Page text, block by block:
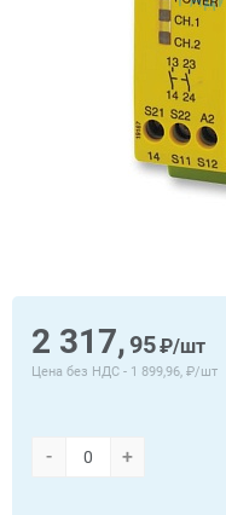
2 317, 95₽/шт
Цена без НДС - 1 899,96, ₽/шт
- +